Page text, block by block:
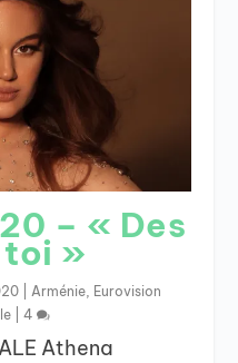
– « Des
toi »
|Arménie, Eurovision
|4
Athena